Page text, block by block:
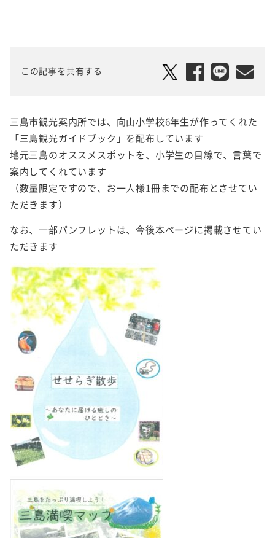
この記事を共有する
三島市観光案内所では、向山小学校6年生が作ってくれた
「三島観光ガイドブック」を配布しています
地元三島のオススメスポットを、小学生の目線で、言葉で
案内してくれています
（数量限定ですので、お一人様1冊までの配布とさせてい
ただきます）
なお、一部パンフレットは、今後本ページに掲載させてい
ただきます